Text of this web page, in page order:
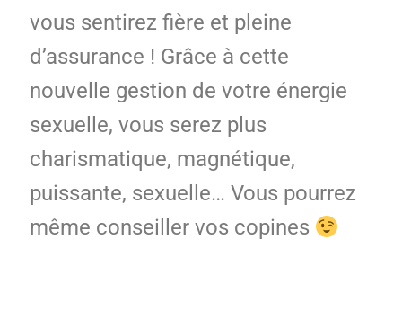
vous sentirez fière et pleine
d’assurance ! Grâce à cette
nouvelle gestion de votre énergie
sexuelle, vous serez plus
charismatique, magnétique,
puissante, sexuelle… Vous pourrez
même conseiller vos copines